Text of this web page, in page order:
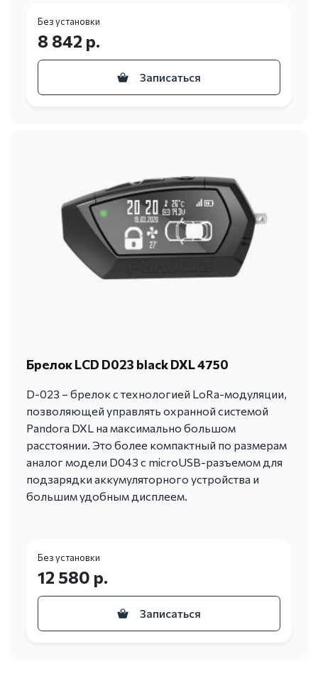
Без установки
8 842 р.
Записаться
Брелок LCD D023 black DXL 4750
D-023 – брелок с технологией LoRa-модуляции,
позволяющей управлять охранной системой
Pandora DXL на максимально большом
расстоянии. Это более компактный по размерам
аналог модели D043 с microUSB-разъемом для
подзарядки аккумуляторного устройства и
большим удобным дисплеем.
Без установки
12 580 р.
Записаться